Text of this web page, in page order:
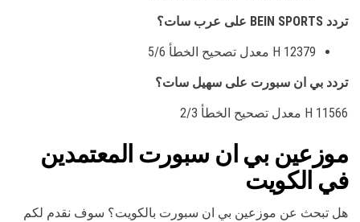
تردد BEIN SPORTS على عرب سات؟
12379 H معدل تصحيح الخطأ 5/6
تردد بي ان سبورت على سهيل سات؟
11566 H معدل تصحيح الخطأ 2/3
موزعين بي ان سبورت المعتمدين
في الكويت
هل تبحث عن موزعين بي ان سبورت بالكويت؟ سوف نقدم لكم